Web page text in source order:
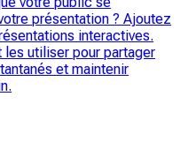
présentation ? Ajoutez
interactives.
utiliser pour partager
et maintenir